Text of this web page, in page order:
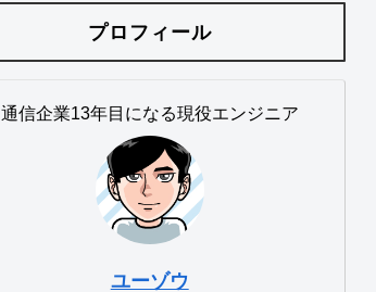
プロフィール
通信企業13年目になる現役エンジニア
ユーゾウ